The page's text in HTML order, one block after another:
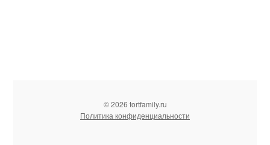
© 2026 tortfamily.ru
Политика конфиденциальности